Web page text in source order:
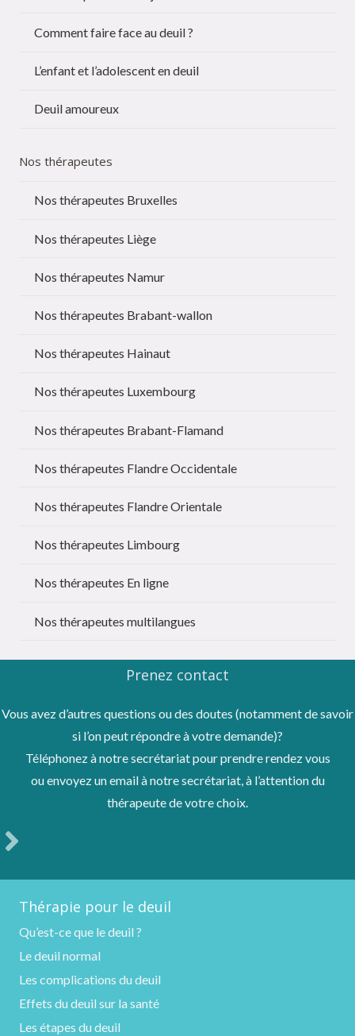
Comment faire face au deuil ?
L’enfant et l’adolescent en deuil
Deuil amoureux
Nos thérapeutes
Nos thérapeutes Bruxelles
Nos thérapeutes Liège
Nos thérapeutes Namur
Nos thérapeutes Brabant-wallon
Nos thérapeutes Hainaut
Nos thérapeutes Luxembourg
Nos thérapeutes Brabant-Flamand
Nos thérapeutes Flandre Occidentale
Nos thérapeutes Flandre Orientale
Nos thérapeutes Limbourg
Nos thérapeutes En ligne
Nos thérapeutes multilangues
Prenez contact
Vous avez d’autres questions ou des doutes (notamment de savoir
si l’on peut répondre à votre demande)?
Téléphonez à notre secrétariat pour prendre rendez vous
ou envoyez un email à notre secrétariat, à l’attention du
thérapeute de votre choix.
Thérapie pour le deuil
Qu’est-ce que le deuil ?
Le deuil normal
Les complications du deuil
Effets du deuil sur la santé
Les étapes du deuil